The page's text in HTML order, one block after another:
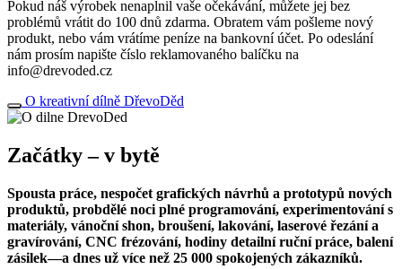
Pokud náš výrobek nenaplnil vaše očekávání, můžete jej bez
problémů vrátit do 100 dnů zdarma. Obratem vám pošleme nový
produkt, nebo vám vrátíme peníze na bankovní účet. Po odeslání
nám prosím napište číslo reklamovaného balíčku na
info@drevoded.cz
O kreativní dílně DřevoDěd
Začátky – v bytě
Spousta práce, nespočet grafických návrhů a prototypů nových
produktů, probdělé noci plné programování, experimentování s
materiály, vánoční shon, broušení, lakování, laserové řezání a
gravírování, CNC frézování, hodiny detailní ruční práce, balení
zásilek—a dnes už více než 25 000 spokojených zákazníků.